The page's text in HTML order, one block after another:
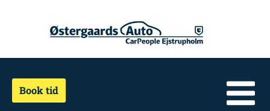
Book tid